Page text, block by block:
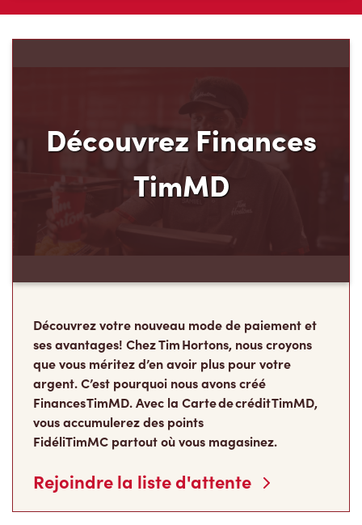
Découvrez Finances
TimMD
Découvrez votre nouveau mode de paiement et
ses avantages! Chez Tim Hortons, nous croyons
que vous méritez d’en avoir plus pour votre
argent. C’est pourquoi nous avons créé
Finances TimMD. Avec la Carte de crédit TimMD,
vous accumulerez des points
FidéliTimMC partout où vous magasinez.
Rejoindre la liste d'attente